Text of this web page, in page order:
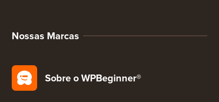
Nossas Marcas
Sobre o WPBeginner®